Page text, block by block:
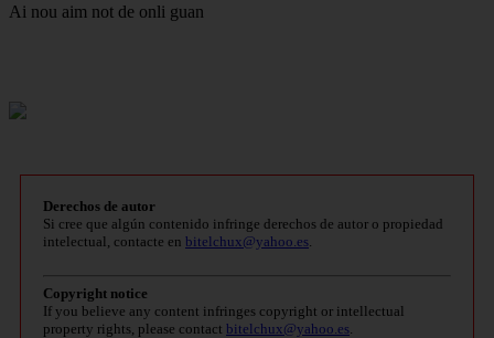
Ai nou aim not de onli guan
Derechos de autor
Si cree que algún contenido infringe derechos de autor o propiedad
intelectual, contacte en bitelchux@yahoo.es
Copyright notice
If you believe any content infringes copyright or intellectual
property rights, please contact bitelchux@yahoo.es